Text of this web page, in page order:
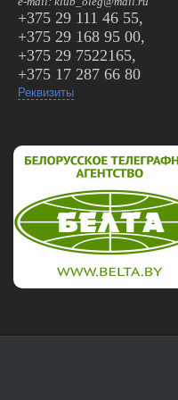
+375 29 111 46 55,
+375 29 168 95 00,
+375 29 7522165,
+375 17 287 66 80
Реквизиты